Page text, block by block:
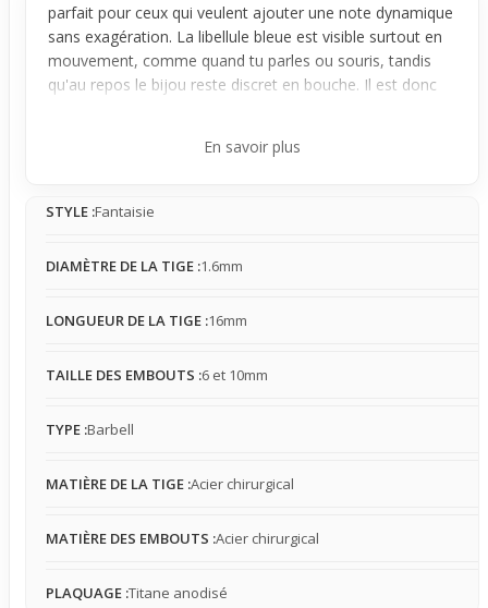
parfait pour ceux qui veulent ajouter une note dynamique
sans exagération. La libellule bleue est visible surtout en
mouvement, comme quand tu parles ou souris, tandis
qu'au repos le bijou reste discret en bouche. Il est donc
confort. En bouche, le contact avec les dents est limité
piercing. Son poids léger et ses dimensions pensées
convient pas parfaitement.
Tu peux facilement imaginer porter ce piercing lors d’un
principal avantage tient dans sa facilité à s’intégrer, grâce
pour ceux qui veulent tester un bijou de langue fun sans
En savoir plus
STYLE :Fantaisie
DIAMÈTRE DE LA TIGE :1.6mm
LONGUEUR DE LA TIGE :16mm
TAILLE DES EMBOUTS :6 et 10mm
TYPE :Barbell
MATIÈRE DE LA TIGE :Acier chirurgical
MATIÈRE DES EMBOUTS :Acier chirurgical
PLAQUAGE :Titane anodisé